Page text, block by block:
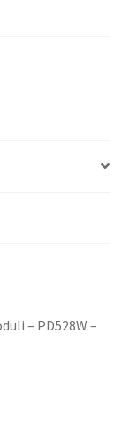
– PD528W –